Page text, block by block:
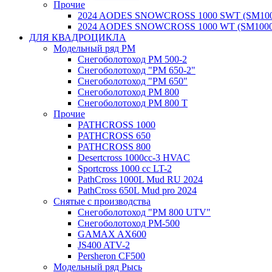
Прочие
2024 AODES SNOWCROSS 1000 SWT
2024 AODES SNOWCROSS 1000 WT
ДЛЯ КВАДРОЦИКЛА
Модельный ряд РМ
Снегоболотоход РМ 500-2
Снегоболотоход "РМ 650-2"
Снегоболотоход "РМ 650"
Снегоболотоход РМ 800
Снегоболотоход РМ 800 Т
Прочие
PATHCROSS 1000
PATHCROSS 650
PATHCROSS 800
Desertcross 1000cc-3 HVAC
Sportcross 1000 cc LT-2
PathCross 1000L Mud RU 2024
PathCross 650L Mud pro 2024
Снятые с производства
Снегоболотоход "РМ 800 UTV"
Снегоболотоход РМ-500
GAMAX AX600
JS400 ATV-2
Persheron CF500
Модельный ряд Рысь